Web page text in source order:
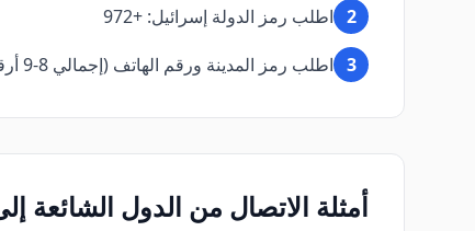
2 اطلب رمز الدولة إسرائيل: +972
3 اطلب رمز المدينة ورقم الهاتف (إجمالي 8-9 أرقام)
أمثلة الاتصال من الدول الشائعة